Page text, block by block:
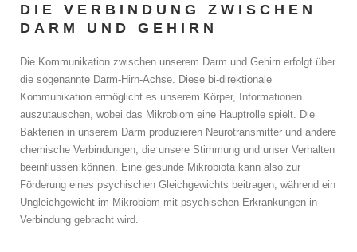
DIE VERBINDUNG ZWISCHEN
DARM UND GEHIRN
Die Kommunikation zwischen unserem Darm und Gehirn erfolgt über
die sogenannte Darm-Hirn-Achse. Diese bi-direktionale
Kommunikation ermöglicht es unserem Körper, Informationen
auszutauschen, wobei das Mikrobiom eine Hauptrolle spielt. Die
Bakterien in unserem Darm produzieren Neurotransmitter und andere
chemische Verbindungen, die unsere Stimmung und unser Verhalten
beeinflussen können. Eine gesunde Mikrobiota kann also zur
Förderung eines psychischen Gleichgewichts beitragen, während ein
Ungleichgewicht im Mikrobiom mit psychischen Erkrankungen in
Verbindung gebracht wird.